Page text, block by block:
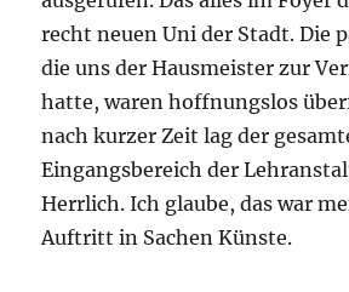
recht neuen Uni der Stadt. Die
die uns der Hausmeister zur
hatte, waren hoffnungslos
nach kurzer Zeit lag der
Eingangsbereich der
Herrlich. Ich glaube, das war
Auftritt in Sachen Künste.